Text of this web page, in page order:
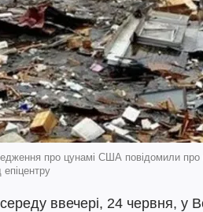
про цунамі США повідомили про
епіцентру
ввечері, 24 червня, у